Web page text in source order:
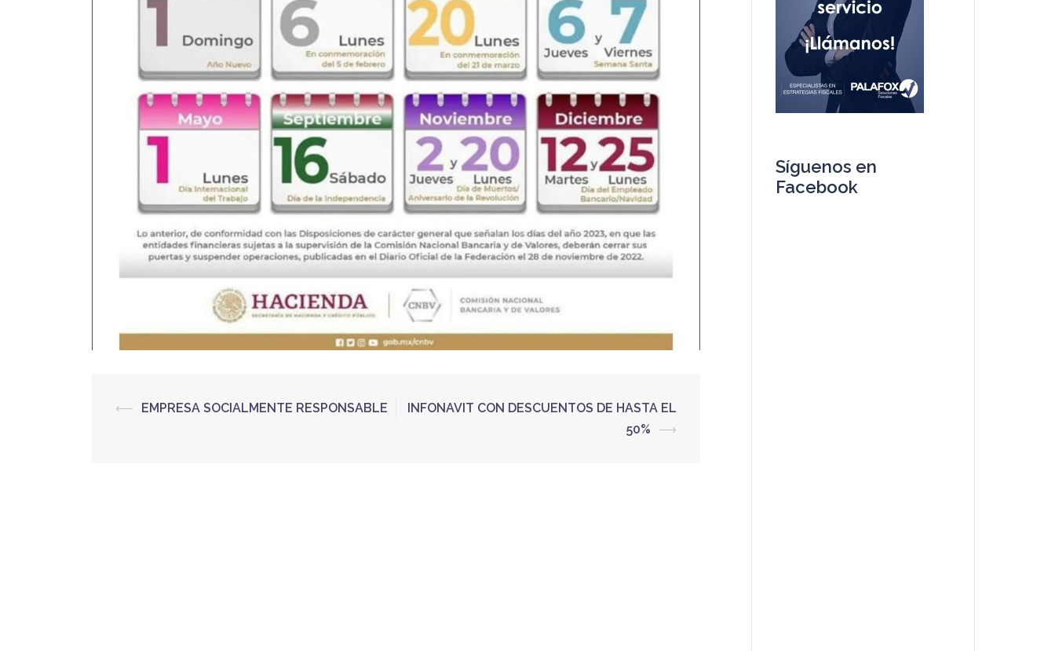
⟵ EMPRESA SOCIALMENTE RESPONSABLE
INFONAVIT CON DESCUENTOS DE HASTA EL
50%
⟶
Síguenos en
Facebook